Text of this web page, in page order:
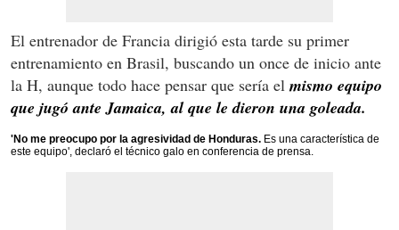
El entrenador de Francia dirigió esta tarde su primer
entrenamiento en Brasil, buscando un once de inicio ante
la H, aunque todo hace pensar que sería el mismo equipo
que jugó ante Jamaica, al que le dieron una goleada.
'No me preocupo por la agresividad de Honduras. Es una característica de
este equipo', declaró el técnico galo en conferencia de prensa.